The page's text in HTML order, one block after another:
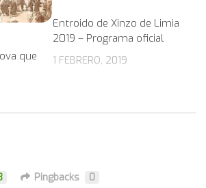
que
Entroido de Xinzo de Limia
2019 – Programa oficial
1 FEBRERO, 2019
Pingbacks 0